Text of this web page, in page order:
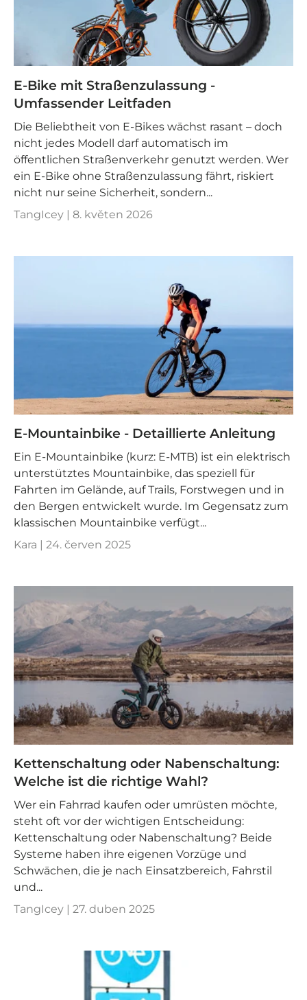
E-Bike mit Straßenzulassung -
Umfassender Leitfaden
Die Beliebtheit von E-Bikes wächst rasant – doch
nicht jedes Modell darf automatisch im
öffentlichen Straßenverkehr genutzt werden. Wer
ein E-Bike ohne Straßenzulassung fährt, riskiert
nicht nur seine Sicherheit, sondern...
TangIcey | 8. květen 2026
E-Mountainbike - Detaillierte Anleitung
Ein E-Mountainbike (kurz: E-MTB) ist ein elektrisch
unterstütztes Mountainbike, das speziell für
Fahrten im Gelände, auf Trails, Forstwegen und in
den Bergen entwickelt wurde. Im Gegensatz zum
klassischen Mountainbike verfügt...
Kara | 24. červen 2025
Kettenschaltung oder Nabenschaltung:
Welche ist die richtige Wahl?
Wer ein Fahrrad kaufen oder umrüsten möchte,
steht oft vor der wichtigen Entscheidung:
Kettenschaltung oder Nabenschaltung? Beide
Systeme haben ihre eigenen Vorzüge und
Schwächen, die je nach Einsatzbereich, Fahrstil
und...
TangIcey | 27. duben 2025